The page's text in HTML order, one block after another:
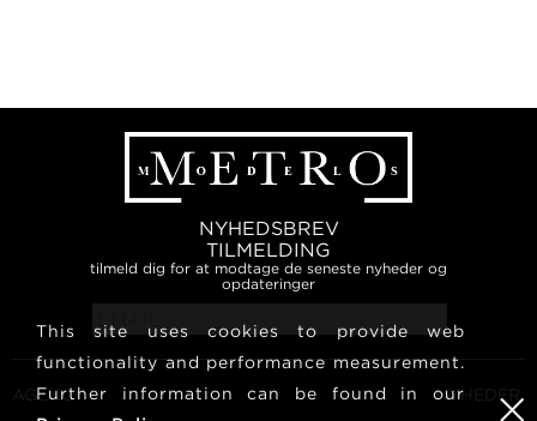
NYHEDSBREV
TILMELDING
tilmeld dig for at modtage de seneste nyheder og
opdateringer
AGENCY NYHEDER
This site uses cookies to provide web
functionality and performance measurement.
Further information can be found in our